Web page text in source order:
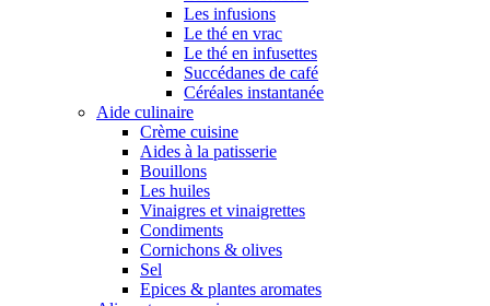
Les infusions
Le thé en vrac
Le thé en infusettes
Succédanes de café
Céréales instantanée
Aide culinaire
Crème cuisine
Aides à la patisserie
Bouillons
Les huiles
Vinaigres et vinaigrettes
Condiments
Cornichons & olives
Sel
Epices & plantes aromates